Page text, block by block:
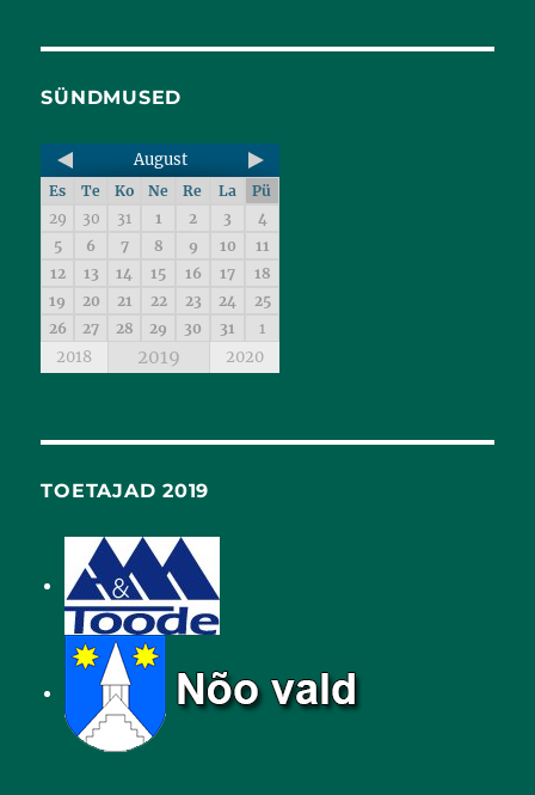
SÜNDMUSED
August
Es Te Ko Ne Re La
Pü
29
30 31 1 2 3
4
5
6 7 8 9 10
11
12
13 14 15 16 17
18
19
20 21 22 23 24
25
26
27 28 29 30 31 1
2018 2019 2020
TOETAJAD 2019